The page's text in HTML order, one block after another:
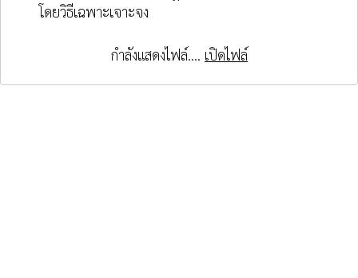
โดยวิธีเฉพาะเจาะจง
กำลังแสดงไฟล์.... เปิดไฟล์